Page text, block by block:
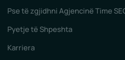
Pse të zgjidhni Agjencinë Time
Pyetje të Shpeshta
Karriera